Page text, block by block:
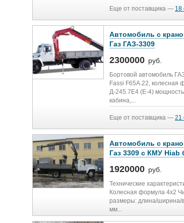
Еще от поставщика — 18
Автомобиль с
Газ ГАЗ-3309
2300000 руб.
Бортовой автомобиль
Fassi F65A.22, колесная
Д-245.7Е4 (Е-4)
кабина,...
Еще от поставщика — 21
Автомобиль с
Газ 3309 с КМУ Hiab
1920000 руб.
Технические
Колесная формула 4х2
размеры: длина/ширина/
мм...